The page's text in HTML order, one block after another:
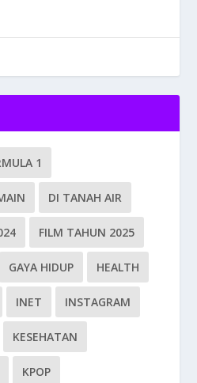
1
DI TANAH AIR
FILM TAHUN 2025
GAYA HIDUP HEALTH
INET INSTAGRAM
KESEHATAN
KPOP